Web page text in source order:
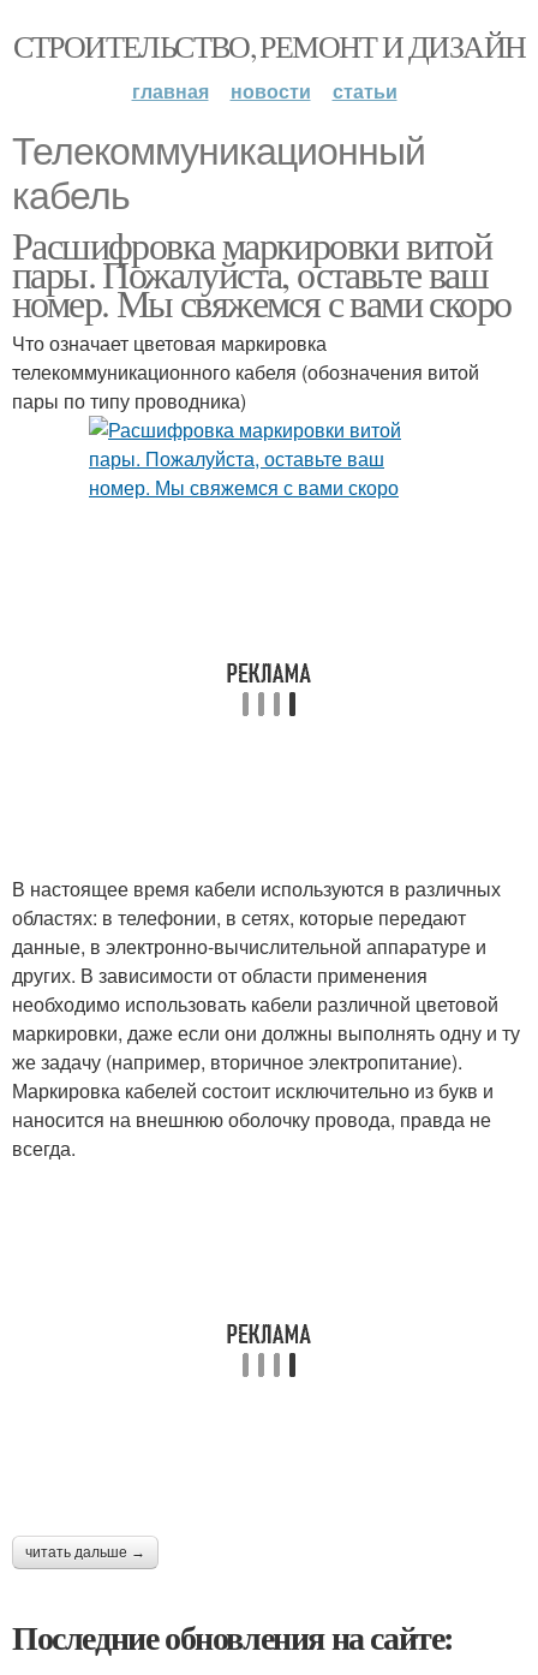
СТРОИТЕЛЬСТВО, РЕМОНТ И ДИЗАЙН
главная новости статьи
Телекоммуникационный
кабель
Расшифровка маркировки витой
пары. Пожалуйста, оставьте ваш
номер. Мы свяжемся с вами скоро
Что означает цветовая маркировка
телекоммуникационного кабеля (обозначения витой
пары по типу проводника)
В настоящее время кабели используются в различных
областях: в телефонии, в сетях, которые передают
данные, в электронно-вычислительной аппаратуре и
других. В зависимости от области применения
необходимо использовать кабели различной цветовой
маркировки, даже если они должны выполнять одну и ту
же задачу (например, вторичное электропитание).
Маркировка кабелей состоит исключительно из букв и
наносится на внешнюю оболочку провода, правда не
всегда.
читать дальше →
Последние обновления на сайте: